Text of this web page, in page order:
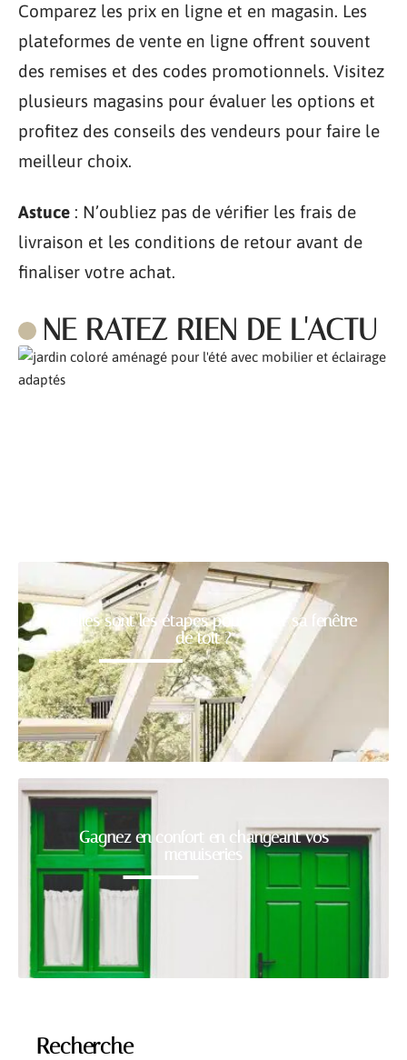
Comparez les prix en ligne et en magasin. Les
plateformes de vente en ligne offrent souvent
des remises et des codes promotionnels. Visitez
plusieurs magasins pour évaluer les options et
profitez des conseils des vendeurs pour faire le
meilleur choix.
Astuce : N’oubliez pas de vérifier les frais de
livraison et les conditions de retour avant de
finaliser votre achat.
NE RATEZ RIEN DE L'ACTU
Quelles sont les étapes pour poser sa fenêtre
de toit ?
Gagnez en confort en changeant vos
menuiseries
Recherche